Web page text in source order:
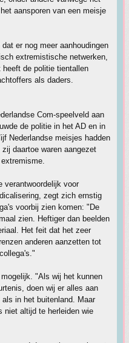
aansporen van een meisje
er nog meer aanhoudingen
extremistische netwerken,
heeft de politie tientallen
als daders.
Com-speelveld aan
de politie in het AD en in
Nederlandse meisjes hadden
daartoe waren aangezet
verantwoordelijk voor
zegt zich ernstig
voorbij zien komen: "De
zien. Heftiger dan beelden
Het feit dat het zeer
anderen aanzetten tot
"Als wij het kunnen
doen wij er alles aan
in het buitenland. Maar
niet altijd te herleiden wie